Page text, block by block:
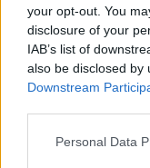
your opt-out. You
disclosure of your
IAB’s list of
also be disclosed by
Downstream
Personal Data
Ο εκάστοτε
να ενημερώνει
μέσο για τις
παρόν άρθρο.
προσωπικό
μοναδική δόση